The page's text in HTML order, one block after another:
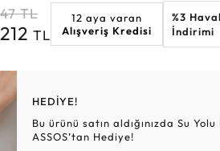
Elmas Bilezikler
Altın Tesbihler
Altın Hasır Setler
Violet
TL
TL
12 aya varan
Alışveriş Kredisi
%3
İndirimi
HEDİYE!
Bu ürünü satın aldığınızda Su
ASSOS’tan Hediye!